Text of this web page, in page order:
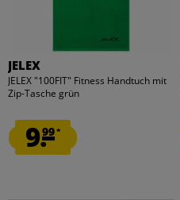
JELEX
JELEX "100FIT" Fitness Handtuch mit
Zip-Tasche grün
9.99*